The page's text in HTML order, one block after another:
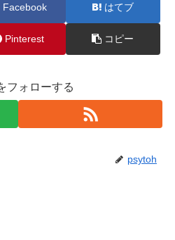
Facebook はてブ
Pinterest コピー
フォローする
psytoh